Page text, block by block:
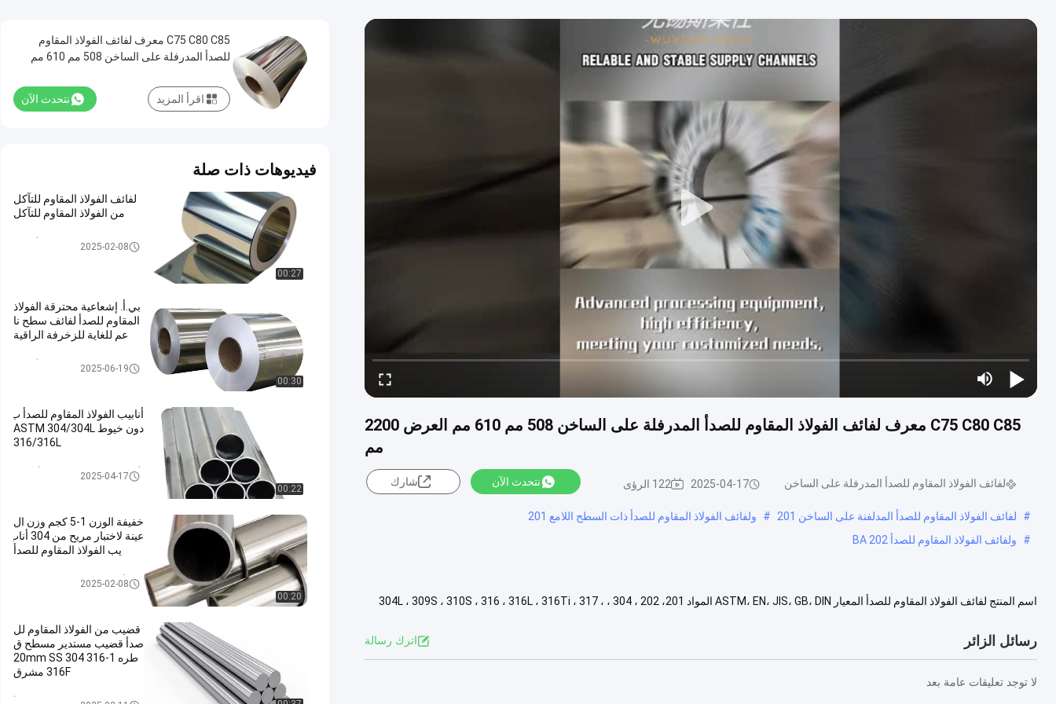
C75 C80 C85 معرف لفائف الفولاذ المقاوم للصدأ المدرفلة على الساخن 508 مم 610 مم العرض 2200
مم
لفائف الفولاذ المقاوم للصدأ المدرفلة على الساخن 2025-04-17 122 الرؤى نتحدث الآن شارك
# لفائف الفولاذ المقاوم للصدأ المدلفنة على الساخن 201 #
ولفائف الفولاذ المقاوم للصدأ ذات السطح اللامع 201
#
ولفائف الفولاذ المقاوم للصدأ BA 202
اسم المنتج لفائف الفولاذ المقاوم للصدأ المعيار ASTM، EN، JIS، GB، DIN المواد 201، 202 ، 304 ، 304L ، 309S ، 310S ، 316 ، 316L ، 316Ti ، 317 ،
رسائل الزائر اترك رسالة
لا توجد تعليقات عامة بعد
C75 C80 C85 معرف لفائف الفولاذ المقاوم
للصدأ المدرفلة على الساخن 508 مم 610 مم
نتحدث الآن اقرأ المزيد
فيديوهات ذات صلة
00:27
لفائف الفولاذ المقاوم للتآكل
من الفولاذ المقاوم للتآكل
لفائف الفولاذ المقاوم للصدأ المدر
2025-02-08
00:30
بي.أ. إشعاعية محترقة الفولاذ
المقاوم للصدأ لفائف سطح نا
عم للغاية للزخرفة الراقية
لفائف الفولاذ المقاوم للصدأ المدر
2025-06-19
00:22
أنابيب الفولاذ المقاوم للصدأ ب
دون خيوط ASTM 304/304L
316/316L
أنبوب الفولاذ المقاوم للصدأ الزخر
2025-04-17
00:20
خفيفة الوزن 1-5 كجم وزن ال
عينة لاختبار مريح من 304 أناب
يب الفولاذ المقاوم للصدأ
304 أنبوب من الفولاذ المقاوم للص
2025-02-08
قضيب من الفولاذ المقاوم لل
صدأ قضيب مستدير مسطح ق
طره 1-20mm SS 304 316
316F مشرق
شريط الفولاذ المقاوم للصدأ